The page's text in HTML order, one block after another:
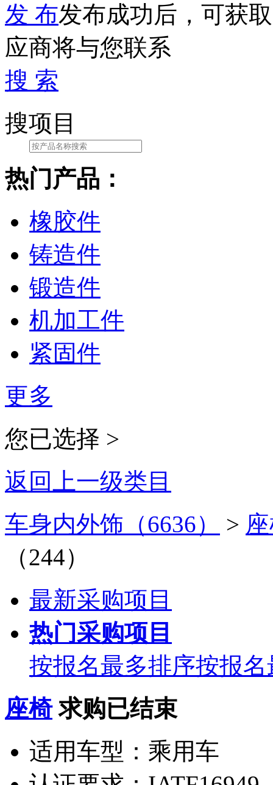
发 布发布成功后，可获
应商将与您联系
搜 索
搜项目
热门产品：
橡胶件
铸造件
锻造件
机加工件
紧固件
更多
您已选择 >
返回上一级类目
车身内外饰（6636）
>
（244）
最新采购项目
热门采购项目
按报名最多排序按报
座椅 求购已结束
适用车型： 乘用车